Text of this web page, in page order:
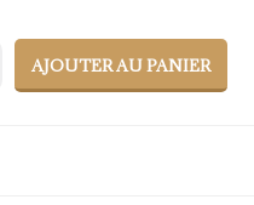
AJOUTER AU PANIER